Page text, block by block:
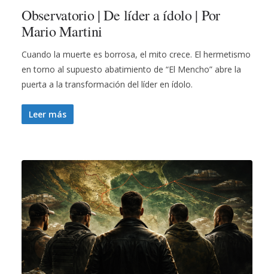
Observatorio | De líder a ídolo | Por
Mario Martini
Cuando la muerte es borrosa, el mito crece. El hermetismo
en torno al supuesto abatimiento de “El Mencho” abre la
puerta a la transformación del líder en ídolo.
Leer más